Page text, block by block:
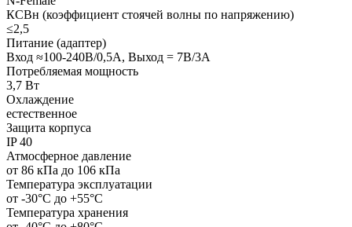
КСВн (коэффициент стоячей волны по напряжению)
≤2,5
Питание (адаптер)
Вход ≈100-240В/0,5А, Выход = 7В/3А
Потребляемая мощность
3,7 Вт
Охлаждение
естественное
Защита корпуса
IP 40
Атмосферное давление
от 86 кПа до 106 кПа
Температура эксплуатации
от -30°C до +55°C
Температура хранения